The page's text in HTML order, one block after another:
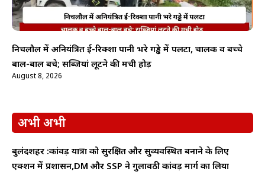
निचलौल में अनियंत्रित ई-रिक्शा पानी भरे गड्ढे में पलटा, चालक व बच्चे
बाल-बाल बचे; सब्जियां लूटने की मची होड़
August 8, 2026
अभी अभी
बुलंदशहर :कांवड़ यात्रा को सुरक्षित और सुव्यवस्थित बनाने के लिए
एक्शन में प्रशासन,DM और SSP ने गुलावठी कांवड़ मार्ग का लिया